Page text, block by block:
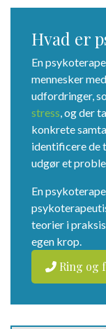
Hvad er
En
mennesker
udfordringer,
stress, og der
konkrete
identificere de
udgør et
En
teorier i
egen krop.
Ring og